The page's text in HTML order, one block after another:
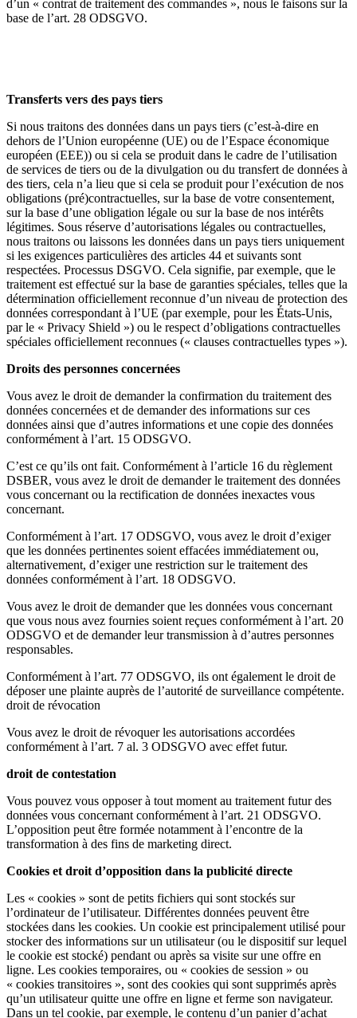
d’un « contrat de traitement des commandes », nous le faisons sur la
base de l’art. 28 ODSGVO.
Transferts vers des pays tiers
Si nous traitons des données dans un pays tiers (c’est-à-dire en
dehors de l’Union européenne (UE) ou de l’Espace économique
européen (EEE)) ou si cela se produit dans le cadre de l’utilisation
de services de tiers ou de la divulgation ou du transfert de données à
des tiers, cela n’a lieu que si cela se produit pour l’exécution de nos
obligations (pré)contractuelles, sur la base de votre consentement,
sur la base d’une obligation légale ou sur la base de nos intérêts
légitimes. Sous réserve d’autorisations légales ou contractuelles,
nous traitons ou laissons les données dans un pays tiers uniquement
si les exigences particulières des articles 44 et suivants sont
respectées. Processus DSGVO. Cela signifie, par exemple, que le
traitement est effectué sur la base de garanties spéciales, telles que la
détermination officiellement reconnue d’un niveau de protection des
données correspondant à l’UE (par exemple, pour les États-Unis,
par le « Privacy Shield ») ou le respect d’obligations contractuelles
spéciales officiellement reconnues (« clauses contractuelles types »).
Droits des personnes concernées
Vous avez le droit de demander la confirmation du traitement des
données concernées et de demander des informations sur ces
données ainsi que d’autres informations et une copie des données
conformément à l’art. 15 ODSGVO.
C’est ce qu’ils ont fait. Conformément à l’article 16 du règlement
DSBER, vous avez le droit de demander le traitement des données
vous concernant ou la rectification de données inexactes vous
concernant.
Conformément à l’art. 17 ODSGVO, vous avez le droit d’exiger
que les données pertinentes soient effacées immédiatement ou,
alternativement, d’exiger une restriction sur le traitement des
données conformément à l’art. 18 ODSGVO.
Vous avez le droit de demander que les données vous concernant
que vous nous avez fournies soient reçues conformément à l’art. 20
ODSGVO et de demander leur transmission à d’autres personnes
responsables.
Conformément à l’art. 77 ODSGVO, ils ont également le droit de
déposer une plainte auprès de l’autorité de surveillance compétente.
droit de révocation
Vous avez le droit de révoquer les autorisations accordées
conformément à l’art. 7 al. 3 ODSGVO avec effet futur.
droit de contestation
Vous pouvez vous opposer à tout moment au traitement futur des
données vous concernant conformément à l’art. 21 ODSGVO.
L’opposition peut être formée notamment à l’encontre de la
transformation à des fins de marketing direct.
Cookies et droit d’opposition dans la publicité directe
Les « cookies » sont de petits fichiers qui sont stockés sur
l’ordinateur de l’utilisateur. Différentes données peuvent être
stockées dans les cookies. Un cookie est principalement utilisé pour
stocker des informations sur un utilisateur (ou le dispositif sur lequel
le cookie est stocké) pendant ou après sa visite sur une offre en
ligne. Les cookies temporaires, ou « cookies de session » ou
« cookies transitoires », sont des cookies qui sont supprimés après
qu’un utilisateur quitte une offre en ligne et ferme son navigateur.
Dans un tel cookie, par exemple, le contenu d’un panier d’achat